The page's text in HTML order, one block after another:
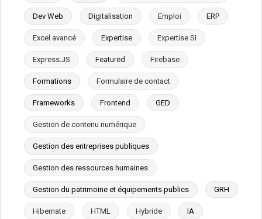
Dev Web Digitalisation Emploi ERP
Excel avancé Expertise Expertise SI
Express.JS Featured Firebase
Formations Formulaire de contact
Frameworks Frontend GED
Gestion de contenu numérique
Gestion des entreprises publiques
Gestion des ressources humaines
Gestion du patrimoine et équipements publics GRH
Hibernate HTML Hybride IA